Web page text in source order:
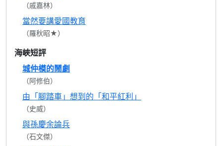
（戚嘉林）
當然要講愛國教育
（羅秋昭★）
海峽短評
城仲模的鬧劇
（阿修伯）
由「腳踏車」想到的「和平紅利」
（史威）
與孫慶余論兵
（石文傑）